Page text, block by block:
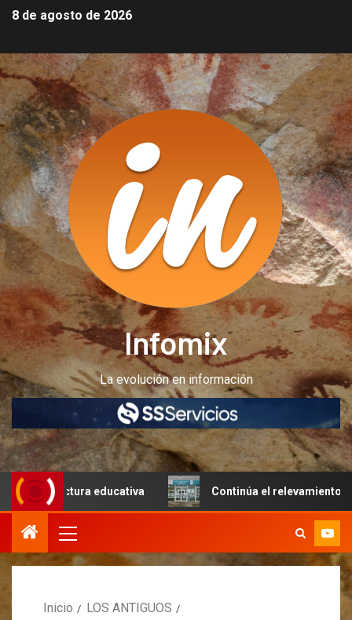
8 de agosto de 2026
Infomix
La evolución en información
educativa Continúa el relevamiento técnico en
Inicio
LOS ANTIGUOS